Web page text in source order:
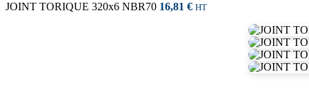
JOINT TORIQUE 320x6 NBR70 16,81 € HT